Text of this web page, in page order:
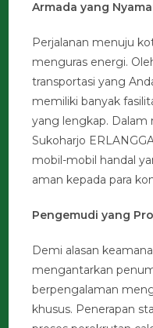
Armada yang
Perjalanan menuju
menguras energi.
transportasi yang
memiliki banyak
yang lengkap. Dalam
Sukoharjo
mobil-mobil handal
aman kepada para
Pengemudi yang
Demi alasan
mengantarkan
berpengalaman
khusus. Penerapan